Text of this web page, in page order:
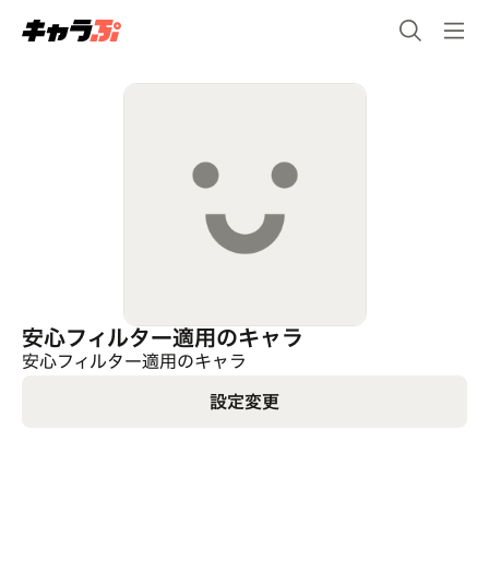
安心フィルター適用のキャラ
安心フィルター適用のキャラ
設定変更